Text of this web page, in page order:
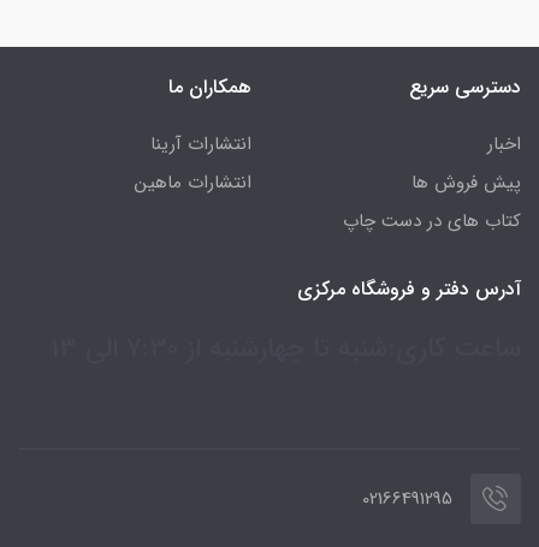
دسترسی سریع
اخبار
پیش فروش ها
کتاب های در دست چاپ
همکاران ما
انتشارات آرینا
انتشارات ماهین
آدرس دفتر و فروشگاه مرکزی
02166491295